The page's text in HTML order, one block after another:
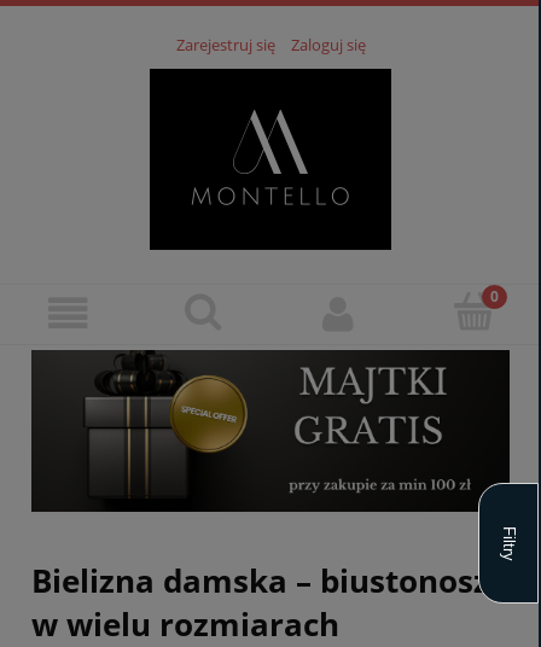
Zarejestruj się Zaloguj się
Filtry
Bielizna damska – biustonosze
w wielu rozmiarach